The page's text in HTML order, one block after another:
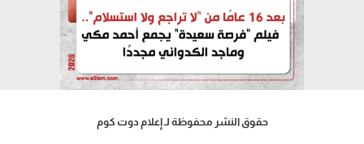
حقوق النشر محفوظة لـ إعلام دوت كوم